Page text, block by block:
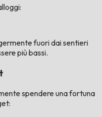
fuori dai sentieri
più bassi.
spendere una fortuna